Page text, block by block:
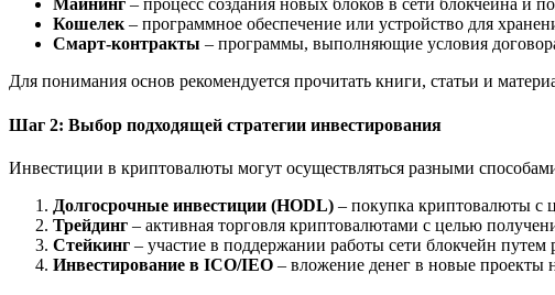
Майнинг – процесс создания новых блоков в сети блокчейна и
Кошелек– программное обеспечение или устройство для
Смарт-контракты – программы, выполняющие условия
Для понимания основ рекомендуется прочитать книги, статьи и
Шаг 2: Выбор подходящей стратегии инвестирования
Инвестиции в криптовалюты могут осуществляться разными
Долгосрочные инвестиции (HODL) – покупка криптовалюты с
Трейдинг – активная торговля криптовалютами с целью
Стейкинг – участие в поддержании работы сети блокчейн путем
Инвестирование в ICO/IEO – вложение денег в новые проекты